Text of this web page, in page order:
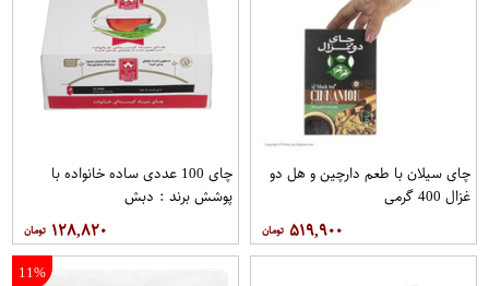
چای سیلان با طعم دارچین و هل دو
غزال 400 گرمی
۵۱۹,۹۰۰
چای 100 عددی ساده خانواده با
پوشش برند : دبش
۱۲۸,۸۲۰
11%